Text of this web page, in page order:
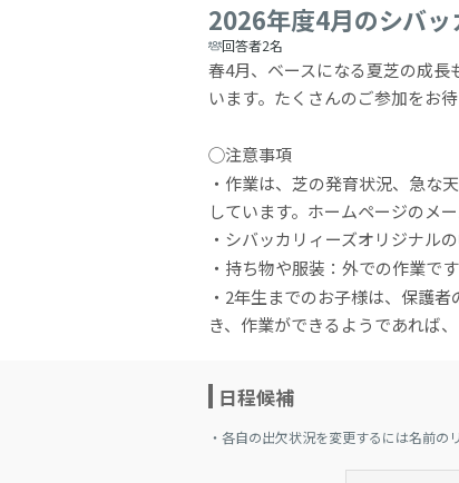
2026年度4月のシバッ
回答者2名
春4月、ベースになる夏芝の成
います。たくさんのご参加をお
◯注意事項
・作業は、芝の発育状況、急な
しています。ホームページのメ
・シバッカリィーズオリジナル
・持ち物や服装：外での作業で
・2年生までのお子様は、保護
き、作業ができるようであれば
日程候補
・各自の出欠状況を変更するには名前の